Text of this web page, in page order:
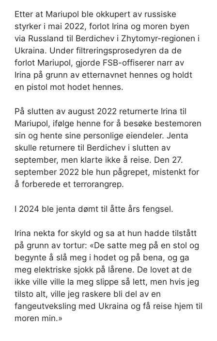
Etter at Mariupol ble okkupert av russiske
styrker i mai 2022, forlot Irina og moren byen
via Russland til Berdichev i Zhytomyr-regionen i
Ukraina. Under filtreringsprosedyren da de
forlot Mariupol, gjorde FSB-offiserer narr av
Irina på grunn av etternavnet hennes og holdt
en pistol mot hodet hennes.
På slutten av august 2022 returnerte Irina til
Mariupol, ifølge henne for å besøke bestemoren
sin og hente sine personlige eiendeler. Jenta
skulle returnere til Berdichev i slutten av
september, men klarte ikke å reise. Den 27.
september 2022 ble hun pågrepet, mistenkt for
å forberede et terrorangrep.
I 2024 ble jenta dømt til åtte års fengsel.
Irina nekta for skyld og sa at hun hadde tilstått
på grunn av tortur: «De satte meg på en stol og
begynte å slå meg i hodet og på bena, og ga
meg elektriske sjokk på lårene. De lovet at de
ikke ville ville la meg slippe så lett, men hvis jeg
tilsto alt, ville jeg raskere bli del av en
fangeutveksling med Ukraina og få reise hjem til
moren min.»